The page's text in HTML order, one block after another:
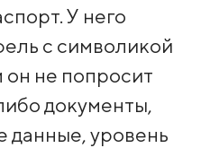
У него
с символикой
не попросит
документы,
данные, уровень